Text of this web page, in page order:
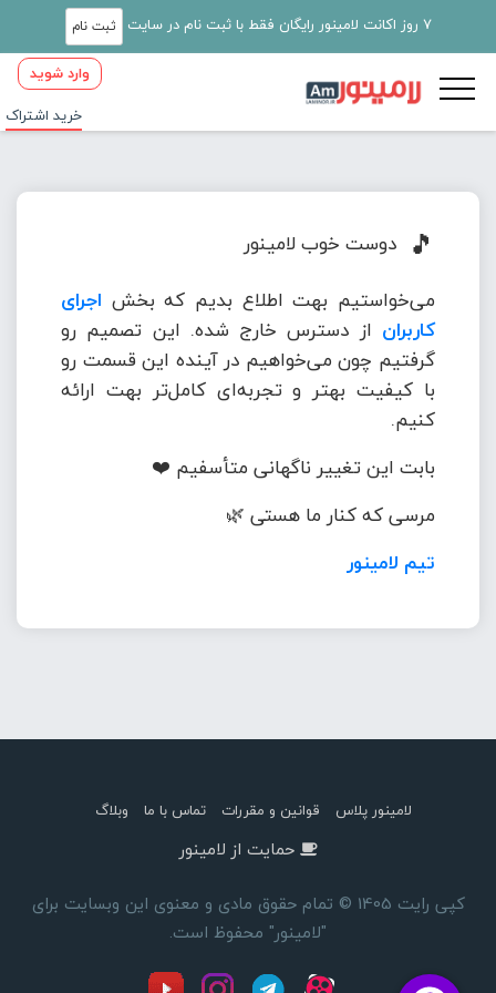
7 روز اکانت لامینور رایگان فقط با ثبت نام در سایت ثبت نام
وارد شوید
خرید اشتراک
🎵 دوست خوب لامینور
می‌خواستیم بهت اطلاع بدیم که بخش اجرای
کاربران از دسترس خارج شده. این تصمیم رو
گرفتیم چون می‌خواهیم در آینده این قسمت رو
با کیفیت بهتر و تجربه‌ای کامل‌تر بهت ارائه
کنیم.
بابت این تغییر ناگهانی متأسفیم ❤️
مرسی که کنار ما هستی 🌿
تیم لامینور
لامینور پلاس قوانین و مقررات تماس با ما وبلاگ
حمایت از لامینور
کپی رایت 1405 © تمام حقوق مادی و معنوی این وبسایت برای
"لامینور" محفوظ است.